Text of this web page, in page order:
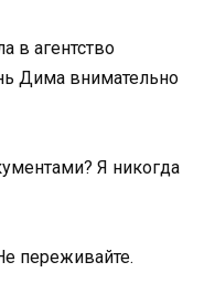
в агентство
Дима внимательно
Я никогда
переживайте.